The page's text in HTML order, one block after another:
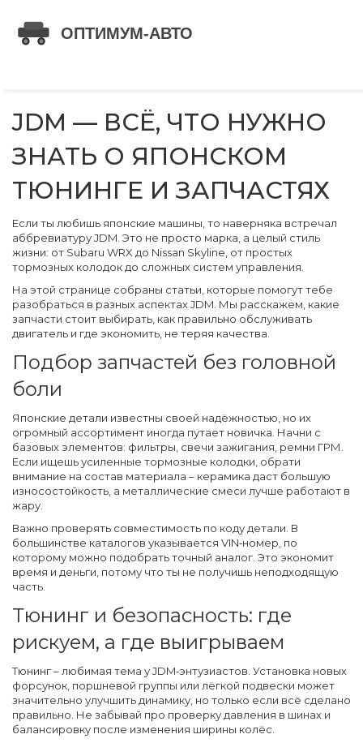
JDM — ВСЁ, ЧТО НУЖНО
ЗНАТЬ О ЯПОНСКОМ
ТЮНИНГЕ И ЗАПЧАСТЯХ
Если ты любишь японские машины, то наверняка встречал
аббревиатуру JDM. Это не просто марка, а целый стиль
жизни: от Subaru WRX до Nissan Skyline, от простых
тормозных колодок до сложных систем управления.
На этой странице собраны статьи, которые помогут тебе
разобраться в разных аспектах JDM. Мы расскажем, какие
запчасти стоит выбирать, как правильно обслуживать
двигатель и где экономить, не теряя качества.
Подбор запчастей без головной
боли
Японские детали известны своей надёжностью, но их
огромный ассортимент иногда путает новичка. Начни с
базовых элементов: фильтры, свечи зажигания, ремни ГРМ.
Если ищешь усиленные тормозные колодки, обрати
внимание на состав материала – керамика даст большую
износостойкость, а металлические смеси лучше работают в
жару.
Важно проверять совместимость по коду детали. В
большинстве каталогов указывается VIN‑номер, по
которому можно подобрать точный аналог. Это экономит
время и деньги, потому что ты не получишь неподходящую
часть.
Тюнинг и безопасность: где
рискуем, а где выигрываем
Тюнинг – любимая тема у JDM‑энтузиастов. Установка новых
форсунок, поршневой группы или лёгкой подвески может
значительно улучшить динамику, но только если всё сделано
правильно. Не забывай про проверку давления в шинах и
балансировку после изменения ширины колёс.